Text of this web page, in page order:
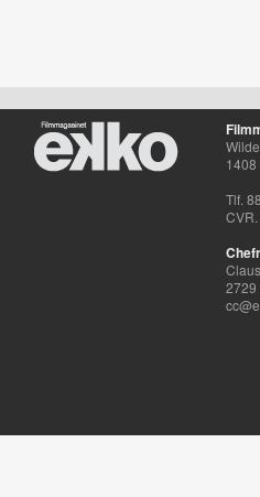
Tlf.
2729